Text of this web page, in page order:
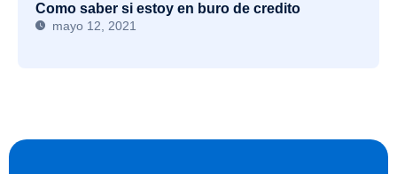
Como saber si estoy en buro de credito
mayo 12, 2021